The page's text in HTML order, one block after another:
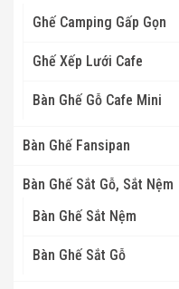
Ghế Camping Gấp Gọn
Ghế Xếp Lưới Cafe
Bàn Ghế Gỗ Cafe Mini
Bàn Ghế Fansipan
Bàn Ghế Sắt Gỗ, Sắt Nệm
Bàn Ghế Sắt Nệm
Bàn Ghế Sắt Gỗ